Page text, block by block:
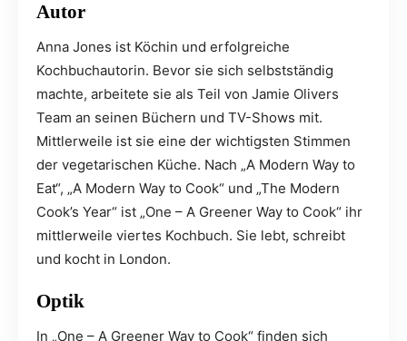
Autor
Anna Jones ist Köchin und erfolgreiche
Kochbuchautorin. Bevor sie sich selbstständig
machte, arbeitete sie als Teil von Jamie Olivers
Team an seinen Büchern und TV-Shows mit.
Mittlerweile ist sie eine der wichtigsten Stimmen
der vegetarischen Küche. Nach „A Modern Way to
Eat“, „A Modern Way to Cook“ und „The Modern
Cook’s Year“ ist „One – A Greener Way to Cook“ ihr
mittlerweile viertes Kochbuch. Sie lebt, schreibt
und kocht in London.
Optik
In „One – A Greener Way to Cook“ finden sich